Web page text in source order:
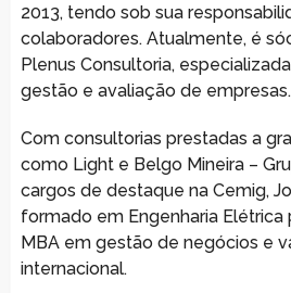
2013, tendo sob sua
colaboradores. Atualmente, é
Plenus Consultoria,
gestão e avaliação de empresas.
Com consultorias prestadas a
como Light e Belgo Mineira –
cargos de destaque na Cemig,
formado em Engenharia Elétrica
MBA em gestão de negócios e
internacional.